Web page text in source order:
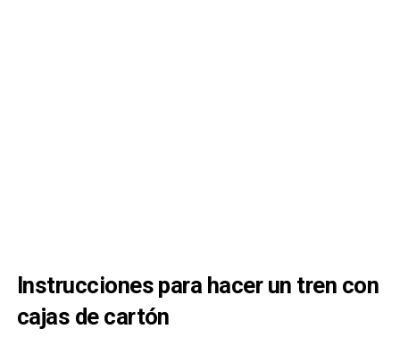
Instrucciones para hacer un tren con
cajas de cartón